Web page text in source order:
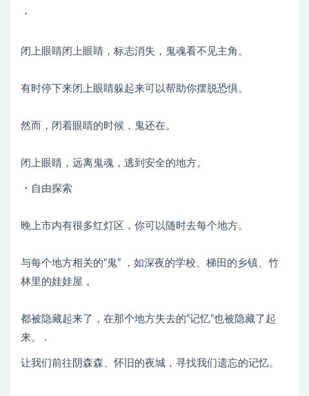
・
闭上眼睛闭上眼睛，标志消失，鬼魂看不见主角。
有时停下来闭上眼睛躲起来可以帮助你摆脱恐惧。
然而，闭着眼睛的时候，鬼还在。
闭上眼睛，远离鬼魂，逃到安全的地方。
・自由探索
晚上市内有很多红灯区，你可以随时去每个地方。
与每个地方相关的“鬼” ，如深夜的学校、梯田的乡镇、竹
林里的娃娃屋，
都被隐藏起来了，在那个地方失去的“记忆”也被隐藏了起
来。 .
让我们前往阴森森、怀旧的夜城，寻找我们遗忘的记忆。